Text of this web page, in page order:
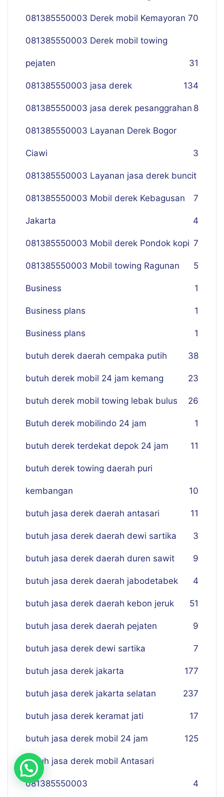
081385550003 Derek mobil Kemayoran 70
081385550003 Derek mobil towing
pejaten 31
081385550003 jasa derek 134
081385550003 jasa derek pesanggrahan 8
081385550003 Layanan Derek Bogor
Ciawi 3
081385550003 Layanan jasa derek buncit
7
081385550003 Mobil derek Kebagusan
Jakarta 4
081385550003 Mobil derek Pondok kopi 7
081385550003 Mobil towing Ragunan 5
Business 1
Business plans 1
Business plans 1
butuh derek daerah cempaka putih 38
butuh derek mobil 24 jam kemang 23
butuh derek mobil towing lebak bulus 26
Butuh derek mobilindo 24 jam 1
butuh derek terdekat depok 24 jam 11
butuh derek towing daerah puri
kembangan 10
butuh jasa derek daerah antasari 11
butuh jasa derek daerah dewi sartika 3
butuh jasa derek daerah duren sawit 9
butuh jasa derek daerah jabodetabek 4
butuh jasa derek daerah kebon jeruk 51
butuh jasa derek daerah pejaten 9
butuh jasa derek dewi sartika 7
butuh jasa derek jakarta 177
butuh jasa derek jakarta selatan 237
butuh jasa derek keramat jati 17
butuh jasa derek mobil 24 jam 125
Butuh jasa derek mobil Antasari
081385550003 4